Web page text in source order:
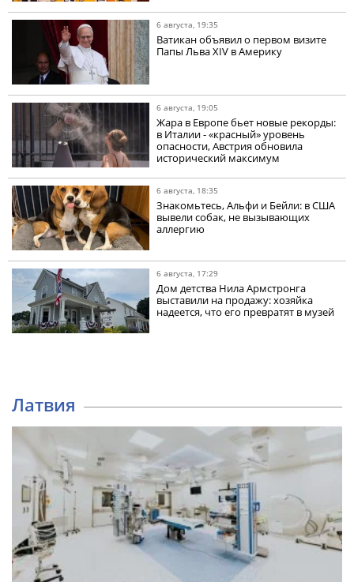
6 августа, 19:35
Ватикан объявил о первом визите
Папы Льва XIV в Америку
6 августа, 19:05
Жара в Европе бьет новые рекорды:
в Италии - «красный» уровень
опасности, Австрия обновила
исторический максимум
6 августа, 18:35
Знакомьтесь, Альфи и Бейли: в США
вывели собак, не вызывающих
аллергию
6 августа, 17:29
Дом детства Нила Армстронга
выставили на продажу: хозяйка
надеется, что его превратят в музей
Латвия